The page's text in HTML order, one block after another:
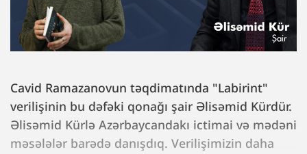
Cavid Ramazanovun təqdimatında "Labirint"
verilişinin bu dəfəki qonağı şair Əlisəmid Kürdür.
Əlisəmid Kürlə Azərbaycandakı ictimai və mədəni
məsələlər barədə danışdıq. Verilişimizin daha